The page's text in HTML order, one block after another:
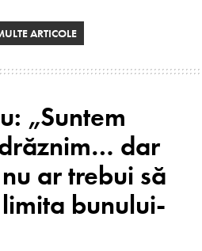
ARTICOLE
„Suntem
dar
ar trebui să
bunului-